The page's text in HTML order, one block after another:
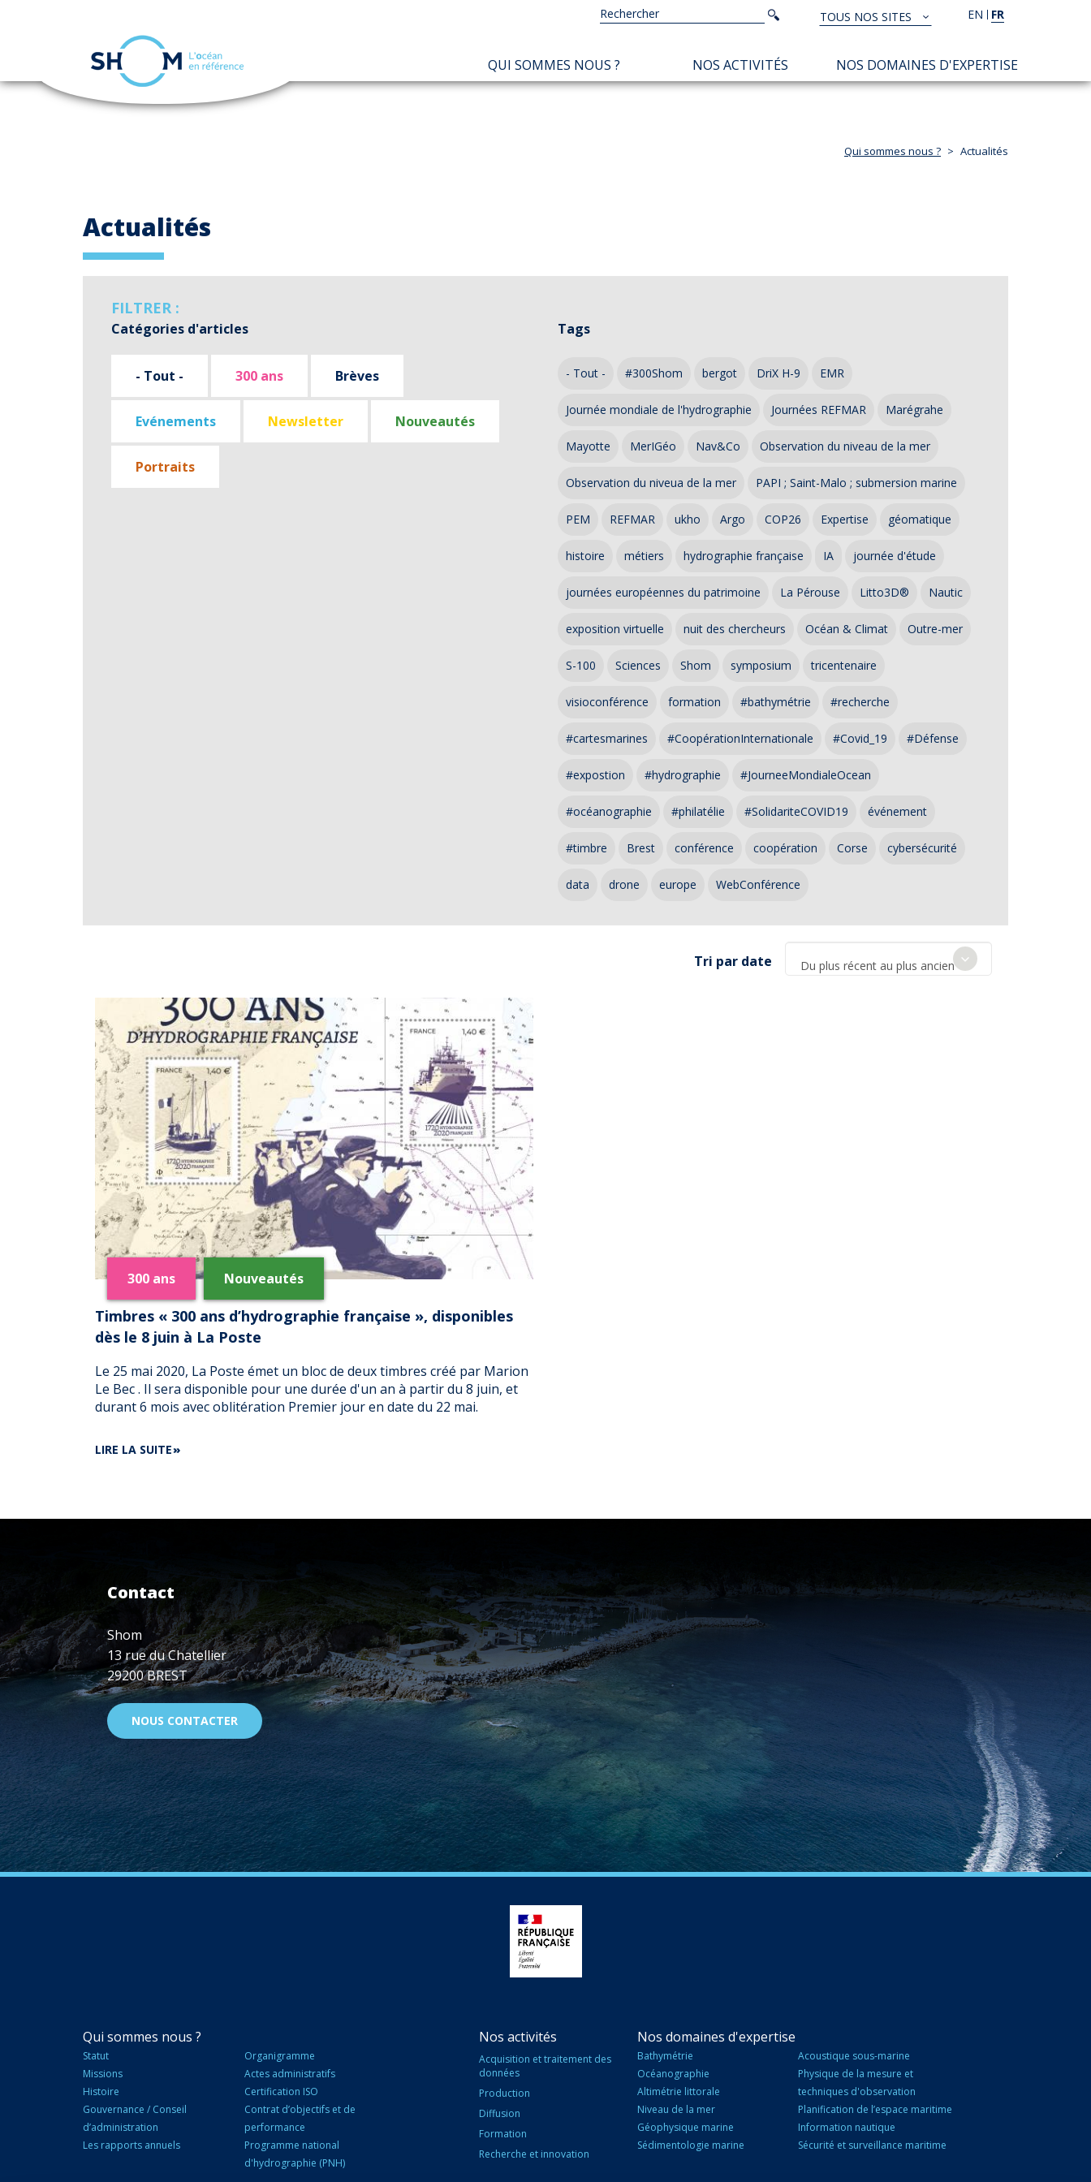
Aller
EN FR
TOUS
NOS
SITES
TOUS NOS SITES
Rechercher
Rechercher
NAVIGATION
PRINCIPALE
QUI SOMMES NOUS ? NOS ACTIVITÉS NOS DOMAINES D'EXPERTISE
Qui sommes nous ? Actualités
Actualités
FILTRER :
Catégories d'articles
- Tout - 300 ans Brèves
Evénements Newsletter Nouveautés
Portraits
Tags
- Tout - #300Shom bergot DriX H-9 EMR
Journée mondiale de l'hydrographie Journées REFMAR Marégrahe
Mayotte MerIGéo Nav&Co Observation du niveau de la mer
Observation du niveua de la mer PAPI ; Saint-Malo ; submersion marine
PEM REFMAR ukho Argo COP26 Expertise géomatique
histoire métiers hydrographie française IA journée d'étude
journées européennes du patrimoine La Pérouse Litto3D® Nautic
exposition virtuelle nuit des chercheurs Océan & Climat Outre-mer
S-100 Sciences Shom symposium tricentenaire
visioconférence formation #bathymétrie #recherche
#cartesmarines #CoopérationInternationale #Covid_19 #Défense
#expostion #hydrographie #JourneeMondialeOcean
#océanographie #philatélie #SolidariteCOVID19 événement
#timbre Brest conférence coopération Corse cybersécurité
data drone europe WebConférence
Tri par date Du plus récent au plus ancien
300 ans Nouveautés
Timbres « 300 ans d’hydrographie française », disponibles
dès le 8 juin à La Poste
Le 25 mai 2020, La Poste émet un bloc de deux timbres créé par Marion
Le Bec . Il sera disponible pour une durée d'un an à partir du 8 juin, et
durant 6 mois avec oblitération Premier jour en date du 22 mai.
LIRE LA SUITEDE
DISPONIBLES
DÈS
LE
8
JUIN
À
LA
POSTE
Contact
Shom
13 rue du Chatellier
29200 BREST
NOUS CONTACTER
NAVIGATION
PRINCIPALE
Qui sommes nous ?
Statut
Missions
Histoire
Gouvernance / Conseil
d’administration
Les rapports annuels
Organigramme
Actes administratifs
Certification ISO
Contrat d’objectifs et de
performance
Programme national
d'hydrographie (PNH)
Nos activités
Acquisition et traitement des
données
Production
Diffusion
Formation
Recherche et innovation
Nos domaines d'expertise
Bathymétrie
Océanographie
Altimétrie littorale
Niveau de la mer
Géophysique marine
Sédimentologie marine
Acoustique sous-marine
Physique de la mesure et
techniques d'observation
Planification de l’espace maritime
Information nautique
Sécurité et surveillance maritime